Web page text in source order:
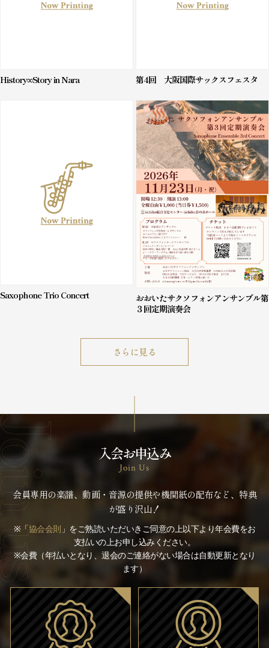
History∞Story in Nara 第4回 大阪国際サックスフェスタ
Saxophone Trio Concert
おおいたサクソフォンアンサンブル第
３回定期演奏会
さらに見る
入会お申込み
Join Us
会員専用の楽譜、動画・音源の提供や機関紙の配布など、特典
が盛り沢山！
※「協会会則 」をご熟読いただいきご同意の上以下より年会費をお
支払いの上お申し込みください。
※会費（年払いとなり、退会のご連絡がない場合は自動更新となり
ます）